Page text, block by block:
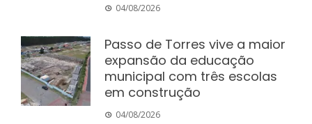
04/08/2026
Passo de Torres vive a maior
expansão da educação
municipal com três escolas
em construção
04/08/2026